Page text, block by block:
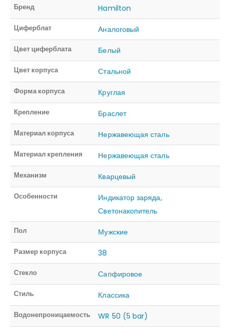
Бренд Hamilton
Циферблат Аналоговый
Цвет циферблата Белый
Цвет корпуса Стальной
Форма корпуса Круглая
Крепление Браслет
Материал корпуса Нержавеющая сталь
Материал крепления Нержавеющая сталь
Механизм Кварцевый
Особенности Индикатор заряда,
Светонакопитель
Пол Мужские
Размер корпуса 38
Стекло Сапфировое
Стиль Классика
Водонепроницаемость WR 50 (5 bar)